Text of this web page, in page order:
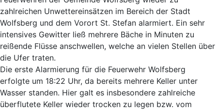
zahlreichen Unwettereinsätzen im Bereich der Stadt
Wolfsberg und dem Vorort St. Stefan alarmiert. Ein sehr
intensives Gewitter ließ mehrere Bäche in Minuten zu
reißende Flüsse anschwellen, welche an vielen Stellen über
die Ufer traten.
Die erste Alarmierung für die Feuerwehr Wolfsberg
erfolgte um 18:22 Uhr, da bereits mehrere Keller unter
Wasser standen. Hier galt es insbesondere zahlreiche
überflutete Keller wieder trocken zu legen bzw. vom